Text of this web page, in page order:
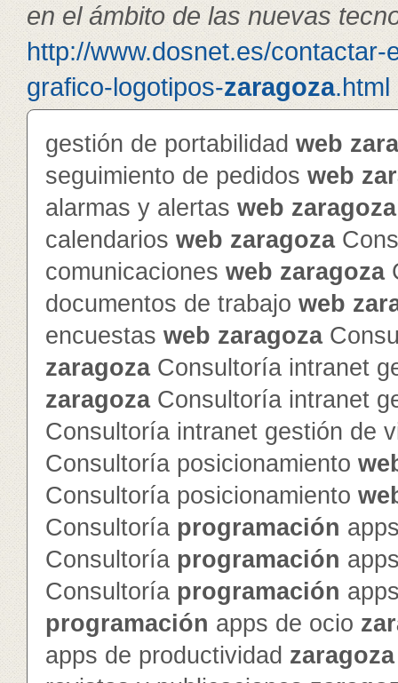
en el ámbito de las nuevas
http://www.dosnet.es/contactar-
grafico-logotipos-zaragoza.html
gestión de portabilidad web
seguimiento de pedidos web
alarmas y alertas web zaragoza
calendarios web zaragoza
comunicaciones web zaragoza
documentos de trabajo web
encuestas web zaragoza
zaragozaConsultoría intranet
zaragozaConsultoría intranet
Consultoría intranet gestión de
Consultoría posicionamiento
Consultoría posicionamiento
Consultoría programación
Consultoría programación
Consultoría programación
programación apps de ocio
apps de productividad zaragoza